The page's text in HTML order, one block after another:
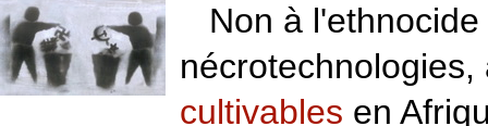
Non à l'ethnocide
cultivables en